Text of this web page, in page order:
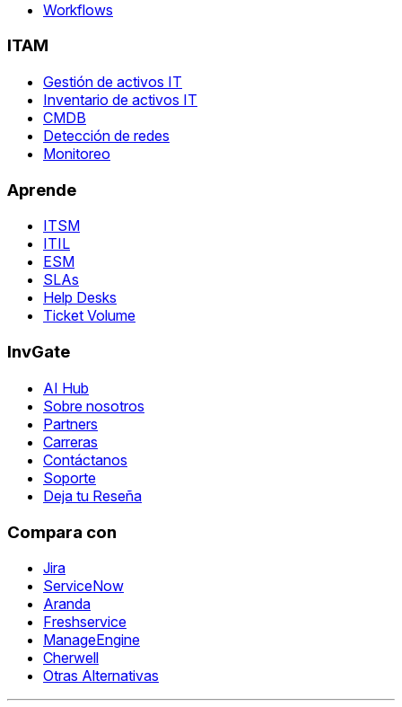
Workflows
ITAM
Gestión de activos IT
Inventario de activos IT
CMDB
Detección de redes
Monitoreo
Aprende
ITSM
ITIL
ESM
SLAs
Help Desks
Ticket Volume
InvGate
AI Hub
Sobre nosotros
Partners
Carreras
Contáctanos
Soporte
Deja tu Reseña
Compara con
Jira
ServiceNow
Aranda
Freshservice
ManageEngine
Cherwell
Otras Alternativas